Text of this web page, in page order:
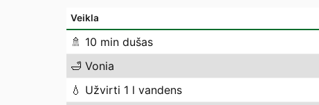
Veikla
🚿 10 min dušas
🛁 Vonia
💧 Užvirti 1 l vandens